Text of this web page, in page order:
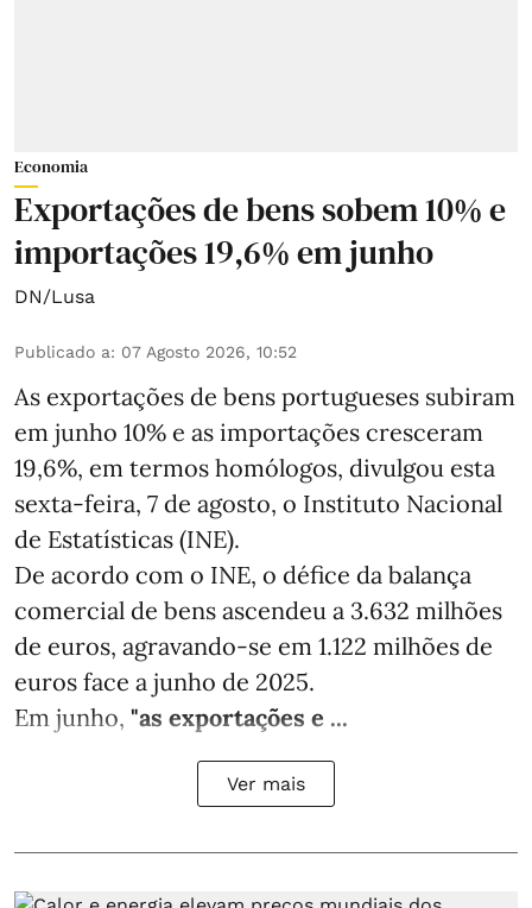
Economia
Exportações de bens sobem 10% e
importações 19,6% em junho
DN/Lusa
Publicado a: 07 Agosto 2026, 10:52
As exportações de bens portugueses subiram
em junho 10% e as importações cresceram
19,6%, em termos homólogos, divulgou esta
sexta-feira, 7 de agosto, o Instituto Nacional
de Estatísticas (INE).
De acordo com o INE, o défice da balança
comercial de bens ascendeu a 3.632 milhões
de euros, agravando-se em 1.122 milhões de
euros face a junho de 2025.
Em junho, "as exportações e ...
Ver mais